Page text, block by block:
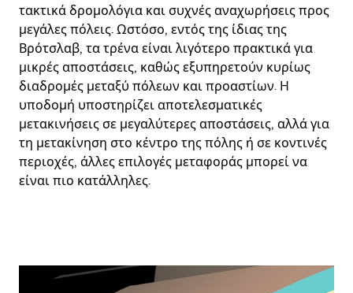
τακτικά δρομολόγια και συχνές αναχωρήσεις προς
μεγάλες πόλεις. Ωστόσο, εντός της ίδιας της
Βρότσλαβ, τα τρένα είναι λιγότερο πρακτικά για
μικρές αποστάσεις, καθώς εξυπηρετούν κυρίως
διαδρομές μεταξύ πόλεων και προαστίων. Η
υποδομή υποστηρίζει αποτελεσματικές
μετακινήσεις σε μεγαλύτερες αποστάσεις, αλλά για
τη μετακίνηση στο κέντρο της πόλης ή σε κοντινές
περιοχές, άλλες επιλογές μεταφοράς μπορεί να
είναι πιο κατάλληλες.